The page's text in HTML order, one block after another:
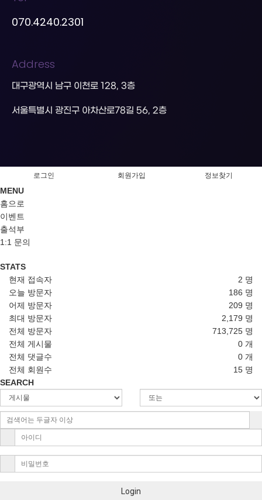
070.4240.2301
Address
대구광역시 남구 이천로 128, 3층
서울특별시 광진구 아차산로78길 56, 2층
로그인 회원가입 정보찾기
MENU
홈으로
이벤트
출석부
1:1 문의
STATS
2 명
현재 접속자
186 명
오늘 방문자
209 명
어제 방문자
2,179 명
최대 방문자
713,725 명
전체 방문자
0 개
전체 게시물
0 개
전체 댓글수
15 명
전체 회원수
SEARCH
Login